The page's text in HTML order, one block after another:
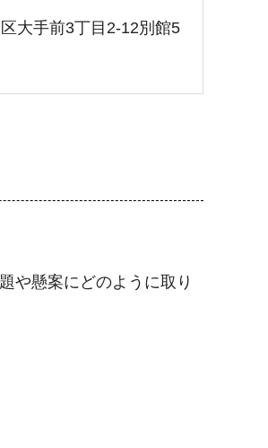
大手前3丁目2-12別館5
や懸案にどのように取り